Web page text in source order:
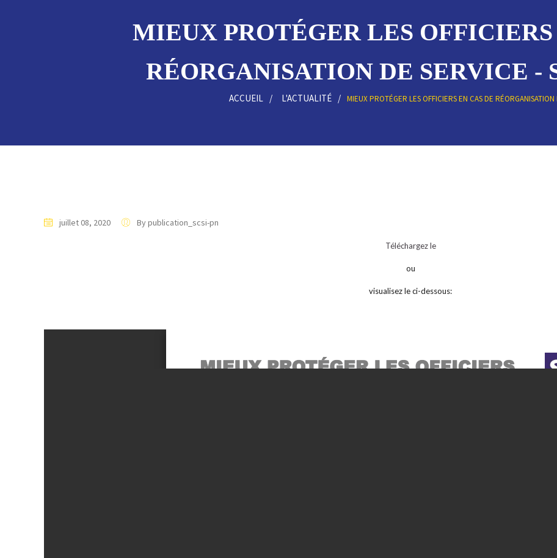
MIEUX PROTÉGER LES OFFICIERS
RÉORGANISATION DE SERVICE -
ACCUEIL L'ACTUALITÉ MIEUX PROTÉGER LES OFFICIERS EN CAS DE RÉORGANISATION
juillet 08, 2020 By publication_scsi-pn
Téléchargez le
ou
visualisez le ci-dessous: